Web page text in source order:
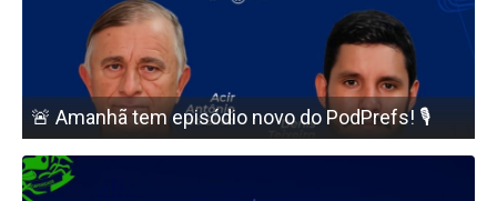
🚨 Amanhã tem episódio novo do PodPrefs! 🎙️